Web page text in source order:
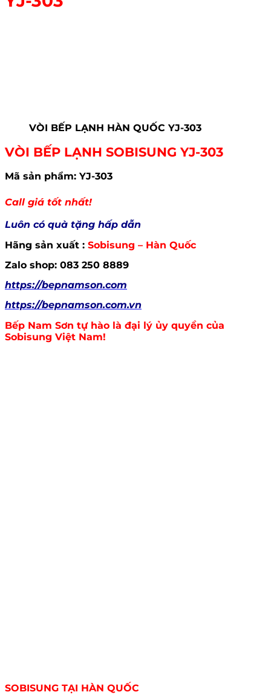
VÒI BẾP LẠNH HÀN QUỐC YJ-303
VÒI BẾP LẠNH SOBISUNG YJ-303
Mã sản phẩm: YJ-303
Call giá tốt nhất!
Luôn có quà tặng hấp dẫn
Hãng sản xuất : Sobisung – Hàn Quốc
Zalo shop: 083 250 8889
https://bepnamson.com
https://bepnamson.com.vn
Bếp Nam Sơn tự hào là đại lý ủy quyền của
Sobisung Việt Nam!
SOBISUNG TẠI HÀN QUỐC